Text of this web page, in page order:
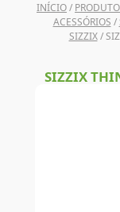
INÍCIO/
ACESSÓRIOS /
SIZZIX/
SIZZIX